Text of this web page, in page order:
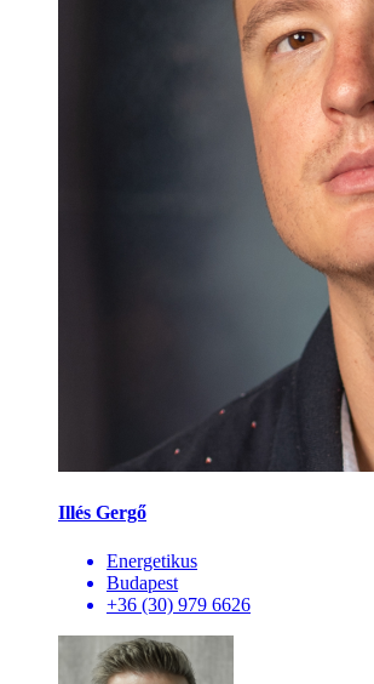
Illés Gergő
Energetikus
Budapest
+36 (30) 979 6626